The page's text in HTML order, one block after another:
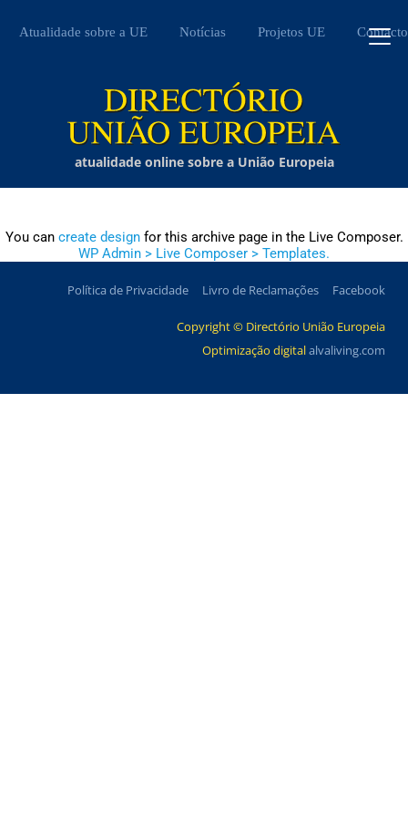
Atualidade sobre a UE Notícias Projetos UE Contacto
atualidade online sobre a União Europeia
You can create designfor this archive page in the Live Composer.
WP Admin > Live Composer > Templates.
Política de Privacidade Livro de Reclamações Facebook
Copyright © Directório União Europeia
Optimização digitalalvaliving.com